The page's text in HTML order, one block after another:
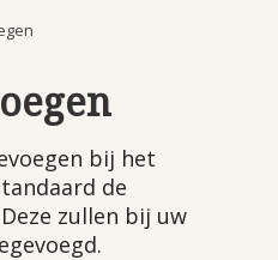
bij het
de
zullen bij uw